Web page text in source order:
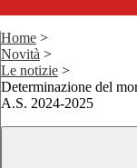
Home >
Novità >
Le notizie >
Determinazione del
A.S. 2024-2025